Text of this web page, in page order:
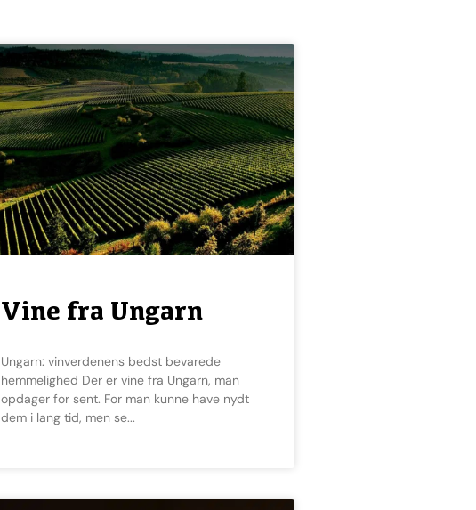
Vine fra Ungarn
Ungarn: vinverdenens bedst bevarede
hemmelighed Der er vine fra Ungarn, man
opdager for sent. For man kunne have nydt
dem i lang tid, men se